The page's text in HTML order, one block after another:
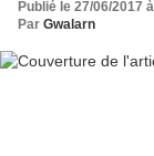
Publié le 27/06/2017
Par Gwalarn